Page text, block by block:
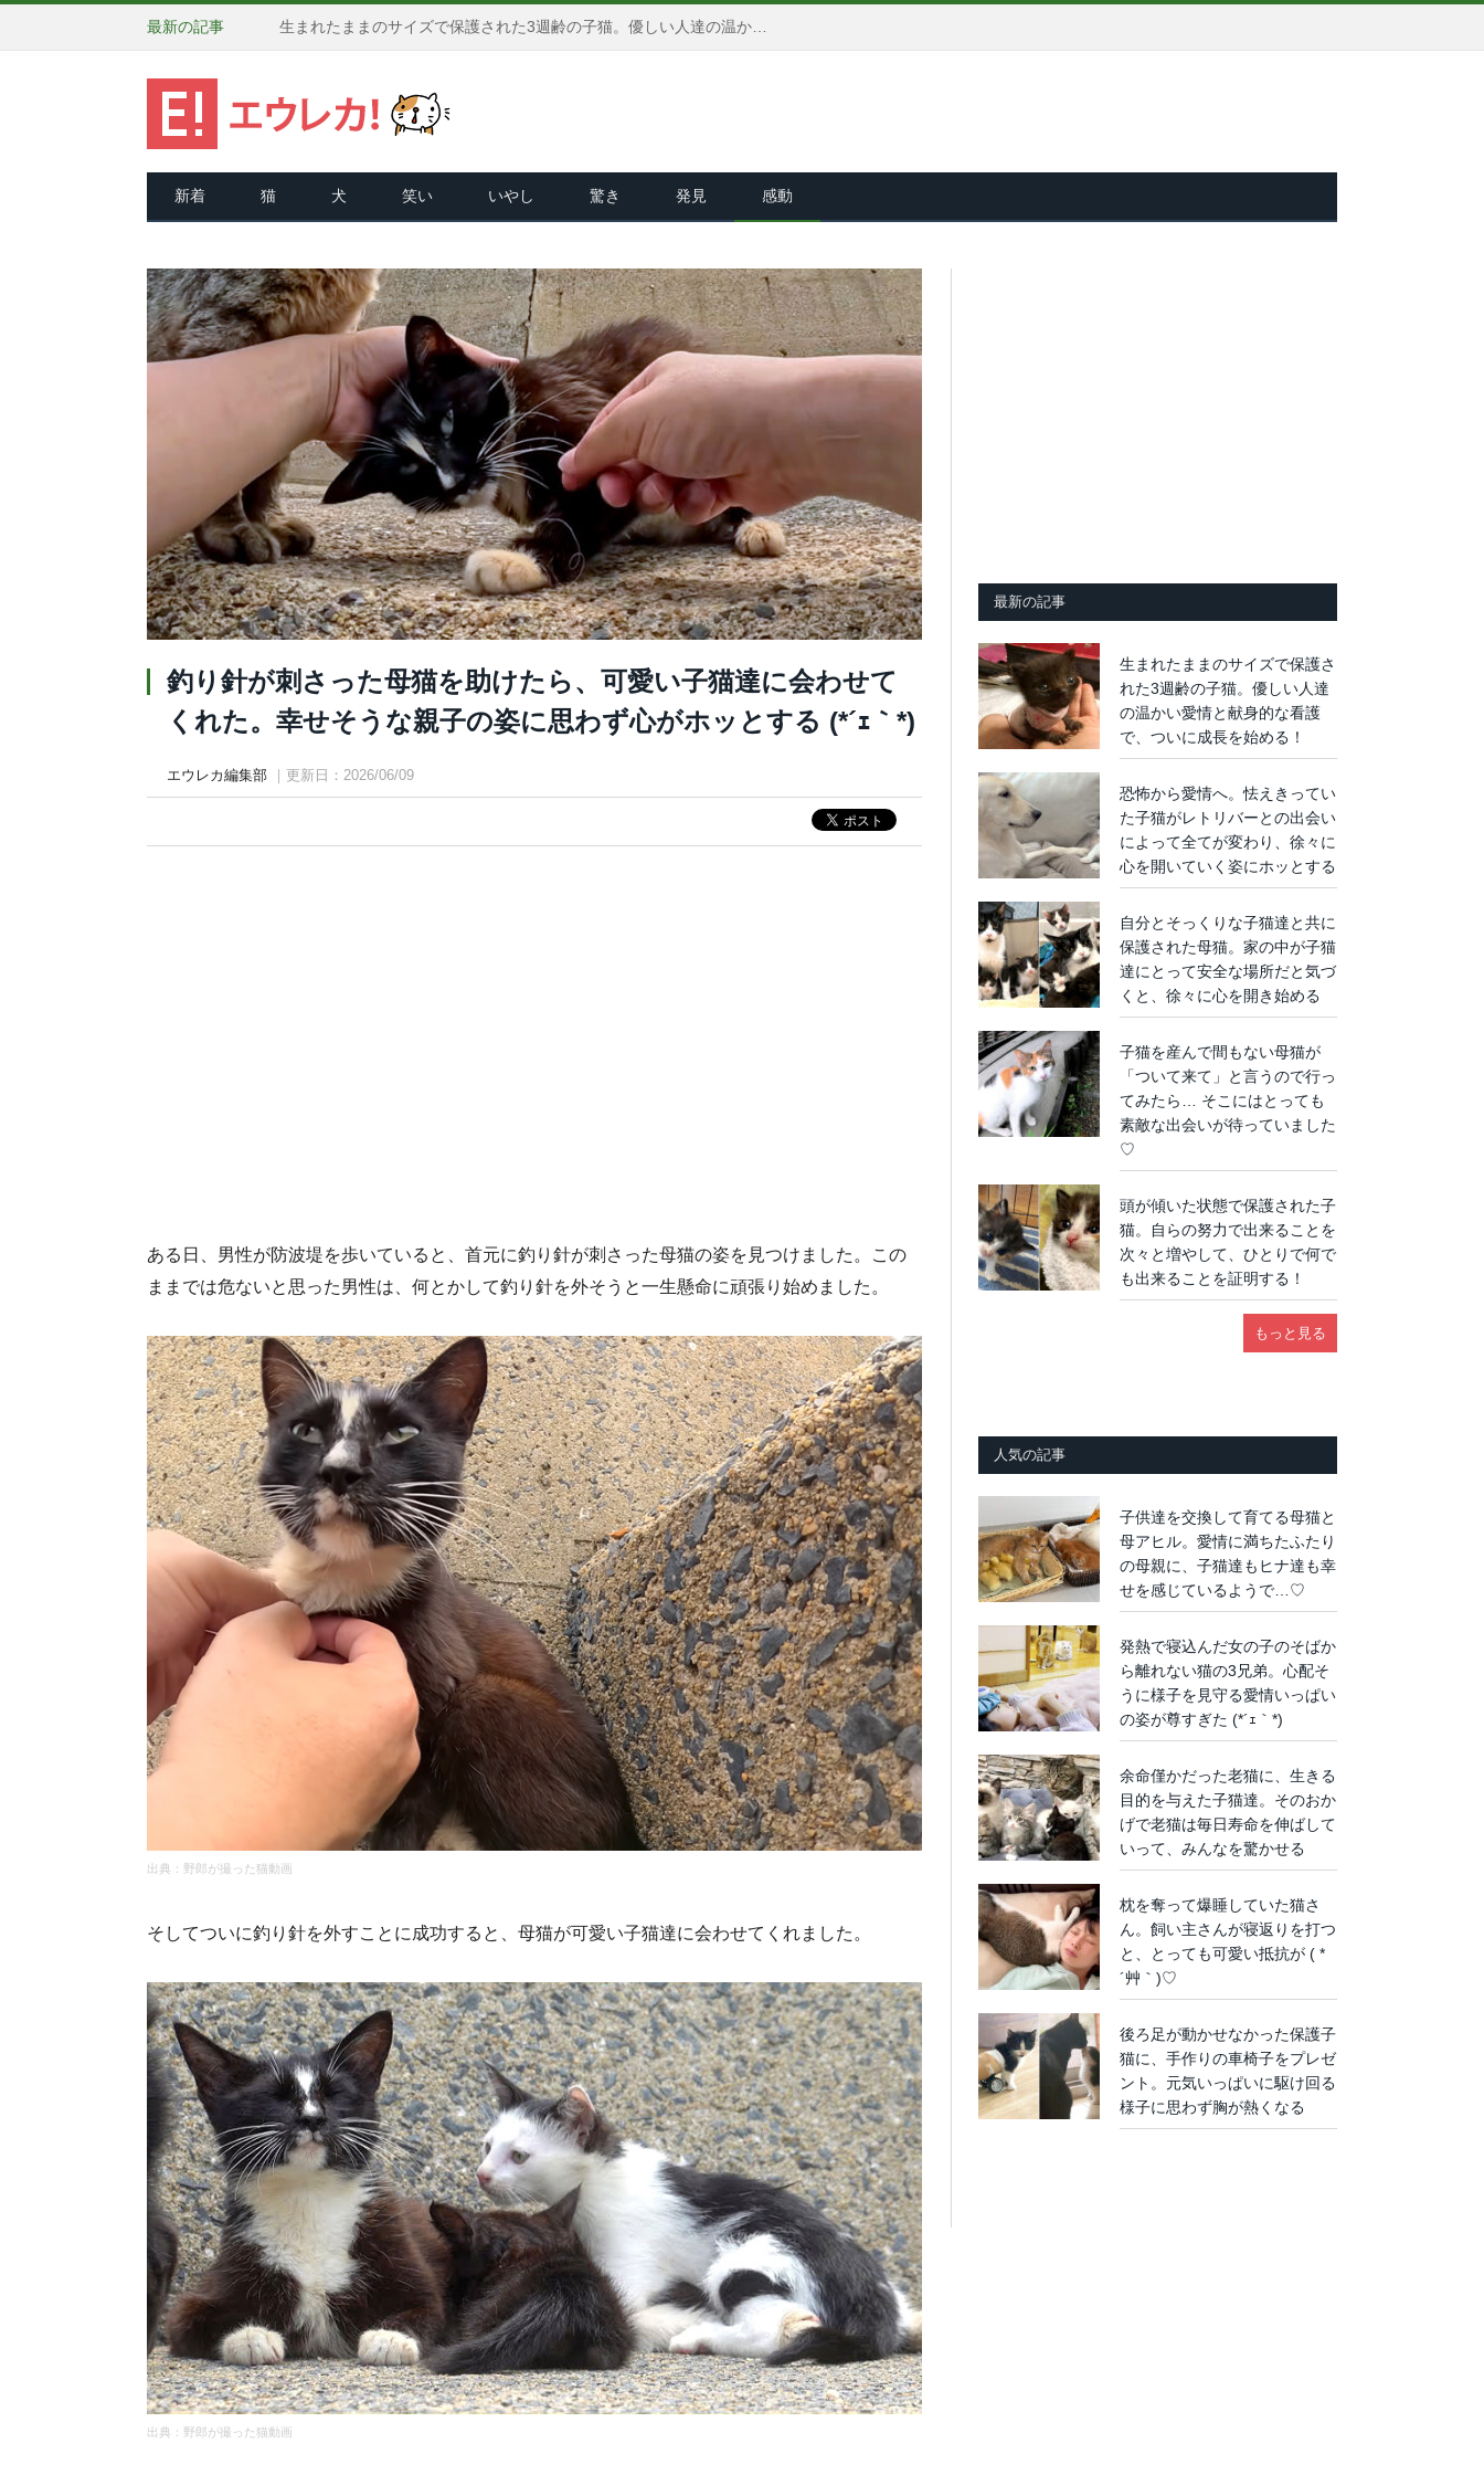
最新の記事 恐怖から愛情へ。怯えきっていた子猫がレトリバーとの出会いによって全てが変わり、徐々に心を開いていく姿にホッとする
新着 猫 犬 笑い いやし 驚き 発見 感動
釣り針が刺さった母猫を助けたら、可愛い子猫達に会わせて
くれた。幸せそうな親子の姿に思わず心がホッとする (*´ｪ｀*)
エウレカ編集部 ｜更新日：2026/06/09
ある日、男性が防波堤を歩いていると、首元に釣り針が刺さった母猫の姿を見つけました。この
ままでは危ないと思った男性は、何とかして釣り針を外そうと一生懸命に頑張り始めました。
出典： 野郎が撮った猫動画
そしてついに釣り針を外すことに成功すると、母猫が可愛い子猫達に会わせてくれました。
出典：野郎が撮った猫動画
最新の記事
生まれたままのサイズで保護さ
れた3週齢の子猫。優しい人達
の温かい愛情と献身的な看護
で、ついに成長を始める！
恐怖から愛情へ。怯えきってい
た子猫がレトリバーとの出会い
によって全てが変わり、徐々に
心を開いていく姿にホッとする
自分とそっくりな子猫達と共に
保護された母猫。家の中が子猫
達にとって安全な場所だと気づ
くと、徐々に心を開き始める
子猫を産んで間もない母猫が
「ついて来て」と言うので行っ
てみたら… そこにはとっても
素敵な出会いが待っていました
♡
頭が傾いた状態で保護された子
猫。自らの努力で出来ることを
次々と増やして、ひとりで何で
も出来ることを証明する！
もっと見る
人気の記事
子供達を交換して育てる母猫と
母アヒル。愛情に満ちたふたり
の母親に、子猫達もヒナ達も幸
せを感じているようで…♡
発熱で寝込んだ女の子のそばか
ら離れない猫の3兄弟。心配そ
うに様子を見守る愛情いっぱい
の姿が尊すぎた (*´ｪ｀*)
余命僅かだった老猫に、生きる
目的を与えた子猫達。そのおか
げで老猫は毎日寿命を伸ばして
いって、みんなを驚かせる
枕を奪って爆睡していた猫さ
ん。飼い主さんが寝返りを打つ
と、とっても可愛い抵抗が ( *
´艸｀)♡
後ろ足が動かせなかった保護子
猫に、手作りの車椅子をプレゼ
ント。元気いっぱいに駆け回る
様子に思わず胸が熱くなる